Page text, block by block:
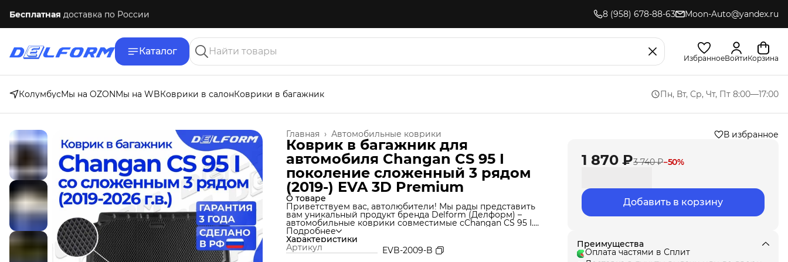
Бесплатная доставка по России 8 (958) 678-88-63 Moon-Auto@yandex.ru
Каталог
ИзбранноеВойтиКорзина
КолумбусМы на OZONМы на WBКоврики в салонКоврики в багажник Пн, Вт, Ср, Чт, Пт 8:00—17:00
Автомобильные коврики
Главная ›
Коврик в багажник для
автомобиля Changan CS 95 I
поколение сложенный 3 рядом
(2019-) EVA 3D Premium
О товаре
Приветствуем вас, автолюбители! Мы рады представить
вам уникальный продукт бренда Delform (Делформ) –
автомобильные коврики совместимые сChangan CS 95 I.
Мы используем уникальную технологию производства,
которая позволяет нам создавать коврики из материала
термоэластопласт (ТЭП), который идеально подходит под
Ваш автомобиль и обеспечивает надежную защиту от
Подробнее
Характеристики
Артикул
EVB-2009-B
В избранное
1 870 ₽3 740 ₽−50%
Добавить в корзину
Преимущества
Оплата частями в Сплит